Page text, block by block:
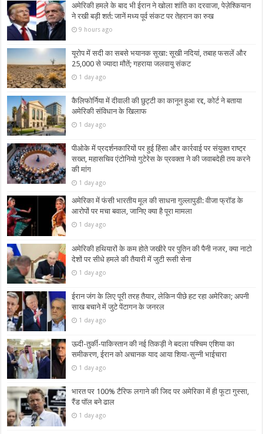
अमेरिकी हमले के बाद भी ईरान ने खोला शांति का दरवाजा, पेज़ेश्कियान
ने रखी बड़ी शर्त: जानें मध्य पूर्व संकट पर तेहरान का रुख
9 hours ago
यूरोप में सदी का सबसे भयानक सूखा: सूखी नदियां, तबाह फसलें और
25,000 से ज्यादा मौतें; गहराया जलवायु संकट
1 day ago
कैलिफोर्निया में दीवाली की छुट्टी का कानून हुआ रद्द, कोर्ट ने बताया
अमेरिकी संविधान के खिलाफ
1 day ago
पीओके में प्रदर्शनकारियों पर हुई हिंसा और कार्रवाई पर संयुक्त राष्ट्र
सख्त, महासचिव एंटोनियो गुटेरेस के प्रवक्ता ने की जवाबदेही तय करने
की मांग
1 day ago
अमेरिका में फंसी भारतीय मूल की साधना गुल्लापुडी: वीजा फ्रॉड के
आरोपों पर मचा बवाल, जानिए क्या है पूरा मामला
1 day ago
अमेरिकी हथियारों के कम होते जखीरे पर पुतिन की पैनी नजर, क्या नाटो
देशों पर सीधे हमले की तैयारी में जुटी रूसी सेना
1 day ago
ईरान जंग के लिए पूरी तरह तैयार, लेकिन पीछे हट रहा अमेरिका; अपनी
साख बचाने में जुटे पेंटागन के जनरल
1 day ago
ऊदी-तुर्की-पाकिस्तान की नई तिकड़ी ने बदला पश्चिम एशिया का
समीकरण, ईरान को अचानक याद आया शिया-सुन्नी भाईचारा
1 day ago
भारत पर 100% टैरिफ लगाने की जिद पर अमेरिका में ही फूटा गुस्सा,
रैंड पॉल बने ढाल
1 day ago